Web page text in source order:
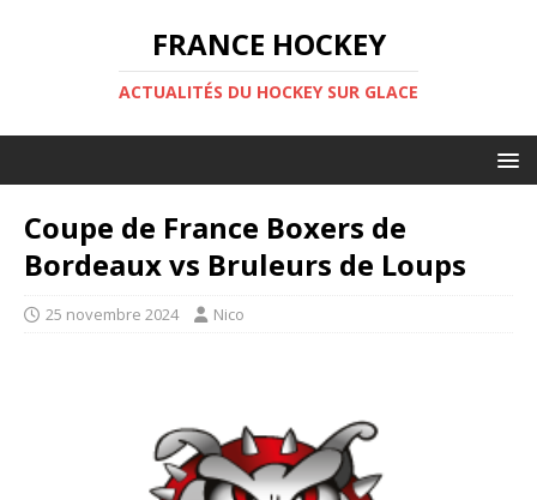
FRANCE HOCKEY
ACTUALITÉS DU HOCKEY SUR GLACE
Coupe de France Boxers de
Bordeaux vs Bruleurs de Loups
25 novembre 2024 Nico